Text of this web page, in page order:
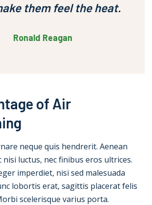
them feel the heat.
Ronald Reagan
of Air
neque quis hendrerit. Aenean
nisi luctus, nec finibus eros ultrices.
imperdiet, nisi sed malesuada
lobortis erat, sagittis placerat felis
scelerisque varius porta.